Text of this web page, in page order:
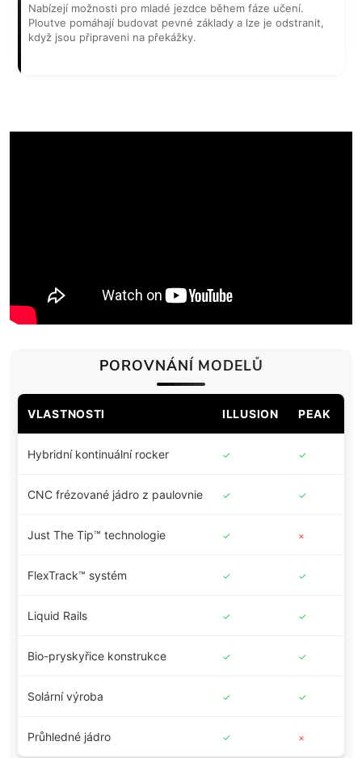
Nabízejí možnosti pro mladé jezdce během fáze učení.
Ploutve pomáhají budovat pevné základy a lze je odstranit,
když jsou připraveni na překážky.
POROVNÁNÍ MODELŮ
VLASTNOSTI ILLUSION PEAK
Hybridní kontinuální rocker ✓ ✓
CNC frézované jádro z paulovnie ✓ ✓
Just The Tip™ technologie ✓ ×
FlexTrack™ systém ✓ ✓
Liquid Rails ✓ ✓
Bio-pryskyřice konstrukce ✓ ✓
Solární výroba ✓ ✓
Průhledné jádro ✓ ×